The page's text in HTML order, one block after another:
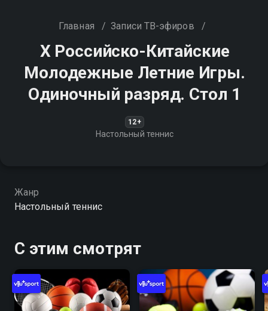
Главная / Записи ТВ-эфиров /
Х Российско-Китайские
Молодежные Летние Игры.
Одиночный разряд. Стол 1
12+
Настольный теннис
Жанр
Настольный теннис
С этим смотрят